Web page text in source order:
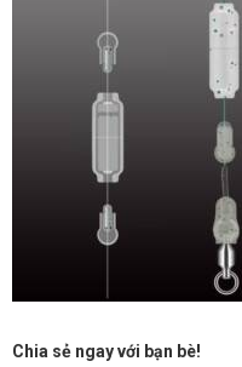
Chia sẻ ngay với bạn bè!